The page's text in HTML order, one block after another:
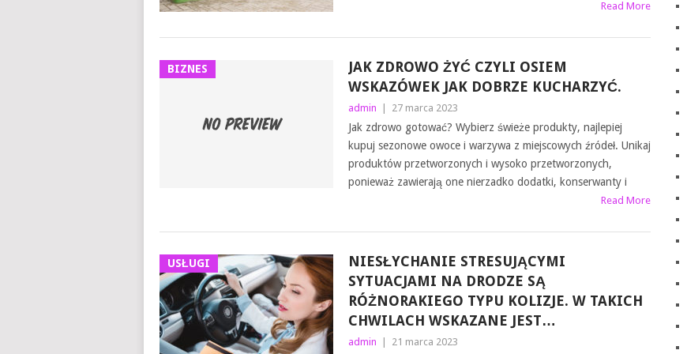
Read More
BIZNES
JAK ZDROWO ŻYĆ CZYLI OSIEM
WSKAZÓWEK JAK DOBRZE KUCHARZYĆ.
admin 27 marca 2023
Jak zdrowo gotować? Wybierz świeże produkty, najlepiej
kupuj sezonowe owoce i warzywa z miejscowych źródeł. Unikaj
produktów przetworzonych i wysoko przetworzonych,
ponieważ zawierają one nierzadko dodatki, konserwanty i
Read More
USŁUGI
NIESŁYCHANIE STRESUJĄCYMI
SYTUACJAMI NA DRODZE SĄ
RÓŻNORAKIEGO TYPU KOLIZJE. W TAKICH
CHWILACH WSKAZANE JEST…
admin 21 marca 2023